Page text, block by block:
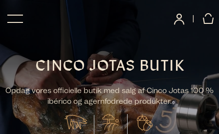
CINCO JOTAS BUTIK
Opdag vores officielle butik med salg af Cinco Jotas 100 %
ibérico og agernfodrede produkter.